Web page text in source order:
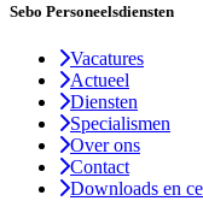
Sebo Personeelsdiensten
Vacatures
Actueel
Diensten
Specialismen
Over ons
Contact
Downloads en